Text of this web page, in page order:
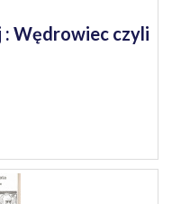
: Wędrowiec czyli